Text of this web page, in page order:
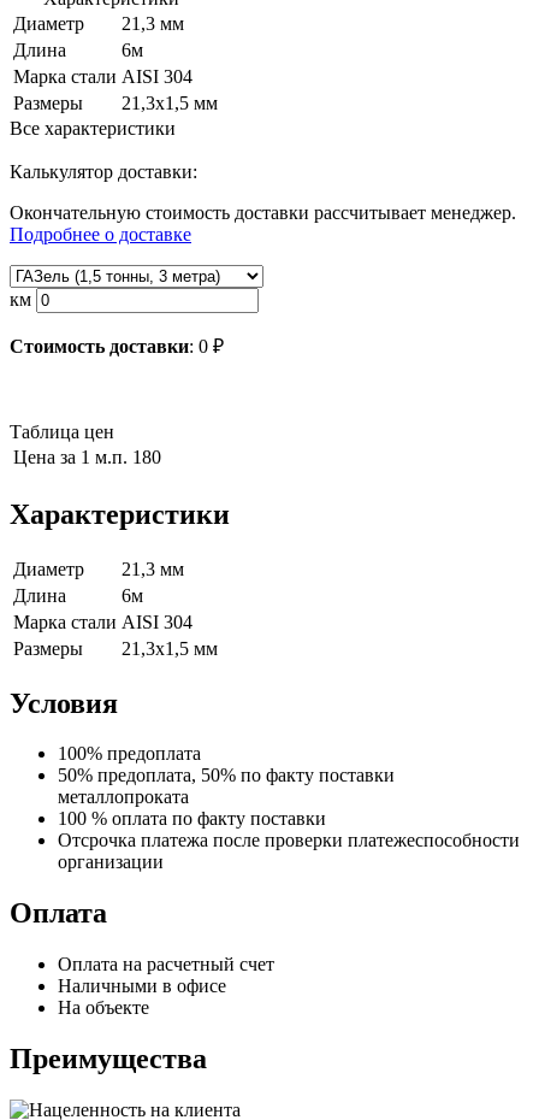
Диаметр
21,3 мм
Длина
6м
Марка стали AISI 304
Размеры
21,3х1,5 мм
Все характеристики
Калькулятор доставки:
Окончательную стоимость доставки рассчитывает менеджер.
Подробнее о доставке
км
Стоимость доставки: 0 ₽
Таблица цен
Цена за 1 м.п. 180
Характеристики
Диаметр
21,3 мм
Длина
6м
Марка стали AISI 304
Размеры
21,3х1,5 мм
Условия
100% предоплата
50% предоплата, 50% по факту поставки
металлопроката
100 % оплата по факту поставки
Отсрочка платежа после проверки платежеспособности
организации
Оплата
Оплата на расчетный счет
Наличными в офисе
На объекте
Преимущества